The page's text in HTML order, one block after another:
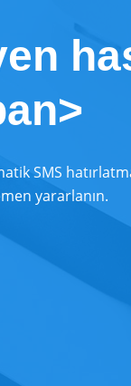
SMS
yararlanın.